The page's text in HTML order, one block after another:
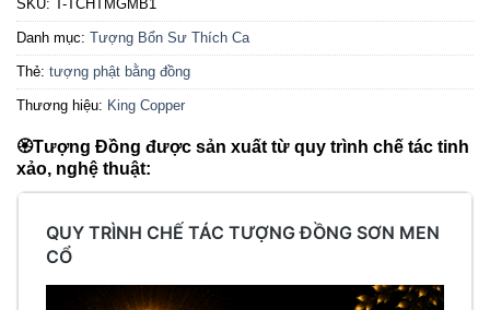
SKU: T-TCHTMGMB1
Danh mục: Tượng Bổn Sư Thích Ca
Thẻ: tượng phật bằng đồng
Thương hiệu: King Copper
🏵Tượng Đồng được sản xuất từ quy trình chế tác tinh
xảo, nghệ thuật:
TRÌNH
CHẾ